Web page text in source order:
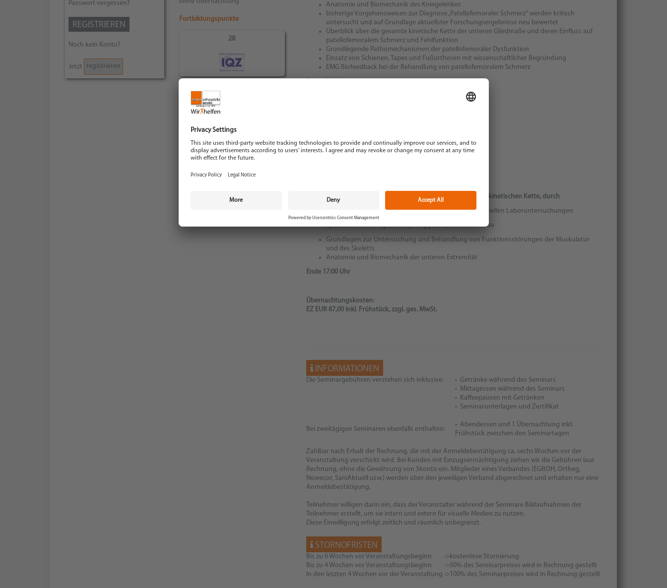
Passwort vergessen?
REGISTRIEREN
Noch kein Konto?
Jetzt registrieren
Fortbildungspunkte
28
Anatomie und Biomechanik des Kniegelenkes
bisherige Vorgehensweisen zur Diagnose „Patellofemoraler Schmerz“ werden kritisch
untersucht und auf Grundlage aktuellster Forschungsergebnisse neu bewertet
Überblick über die gesamte kinetische Kette der unteren Gliedmaße und deren Einfluss auf
patellofemoralem Schmerz und Fehlfunktion
Grundlegende Pathomechanismen der patellofemoraler Dysfunktion
Einsatz von Schienen, Tapes und Fußorthesen mit wissenschaftlicher Begründung
EMG Biofeedback bei der Behandlung von patellofemoralem Schmerz
Programm Montag + Dienstag 06.-07.09.2021
Überprüfung der Anatomie und Mechanik der unteren kinetischen Kette, durch
Erkenntnisse aus Untersuchungen an Leichen und speziellen Laboruntersuchungen
spezifische Pathologien an Sprunggelenk, Knie und Hüfte
Grundlagen zur Untersuchung und Behandlung von Funktionsstörungen der Muskulatur
und des Skeletts
Anatomie und Biomechanik der unteren Extremität
Ende 17:00 Uhr
Übernachtungskosten:
EZ EUR 87,00 inkl. Frühstück, zzgl. ges. MwSt.
INFORMATIONEN
Die Seminargebühren verstehen sich inklusive:
• Getränke während des Seminars
• Mittagessen während des Seminars
• Kaffeepausen mit Getränken
• Seminarunterlagen und Zertifikat
Bei zweitägigen Seminaren ebenfalls enthalten:
• Abendessen und 1 Übernachtung inkl.
Frühstück zwischen den Seminartagen
Zahlbar nach Erhalt der Rechnung, die mit der Anmeldebestätigung ca. sechs Wochen vor der
Veranstaltung verschickt wird. Bei Kunden mit Einzugsermächtigung ziehen wir die Gebühren laut
Rechnung, ohne die Gewährung von Skonto ein. Mitglieder eines Verbandes (EGROH, Ortheg,
Nowecor, SaniAktuell usw.) werden über den jeweiligen Verband abgerechnet und erhalten nur eine
Anmeldebestätigung.
Teilnehmer willigen darin ein, dass der Veranstalter während der Seminare Bildaufnahmen der
Teilnehmer erstellt, um sie intern und extern für visuelle Medien zu nutzen.
Diese Einwilligung erfolgt zeitlich und räumlich unbegrenzt.
STORNOFRISTEN
Bis zu 6 Wochen vor Veranstaltungsbeginn
Bis zu 4 Wochen vor Veranstaltungsbeginn
In den letzten 4 Wochen vor der Veranstaltung
->
->
->
kostenlose Stornierung
50% des Seminarpreises wird in Rechnung gestellt
100% des Seminarpreises wird in Rechnung gestellt